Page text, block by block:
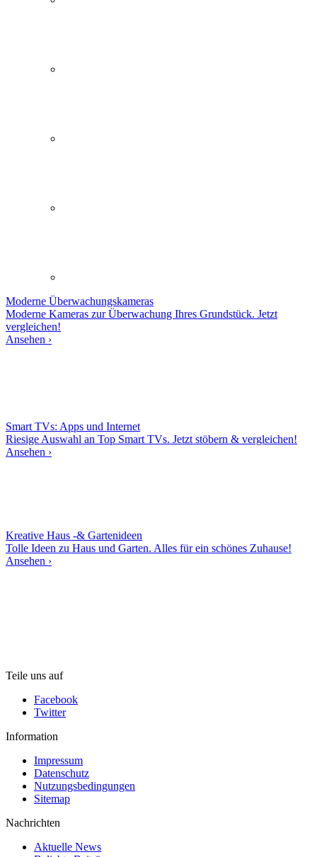
Moderne Überwachungskameras
Moderne Kameras zur Überwachung Ihres Grundstück. Jetzt
vergleichen!
Ansehen ›
Smart TVs: Apps und Internet
Riesige Auswahl an Top Smart TVs. Jetzt stöbern & vergleichen!
Ansehen ›
Kreative Haus -& Gartenideen
Tolle Ideen zu Haus und Garten. Alles für ein schönes Zuhause!
Ansehen ›
Teile uns auf
Facebook
Twitter
Information
Impressum
Datenschutz
Nutzungsbedingungen
Sitemap
Nachrichten
Aktuelle News